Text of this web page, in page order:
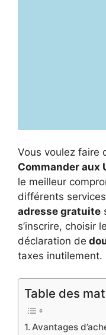
Vous voulez faire
Commander aux
le meilleur
différents
adresse gratuite
s’inscrire, choisir
déclaration de
taxes inutilement.
Table des
Avantages